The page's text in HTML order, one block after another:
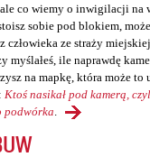
co wiemy o inwigilacji na
sobie pod blokiem,
człowieka ze straży
myślałeś, ile naprawdę
na mapkę, która może to
Ktoś nasikał pod kamerą,
podwórka